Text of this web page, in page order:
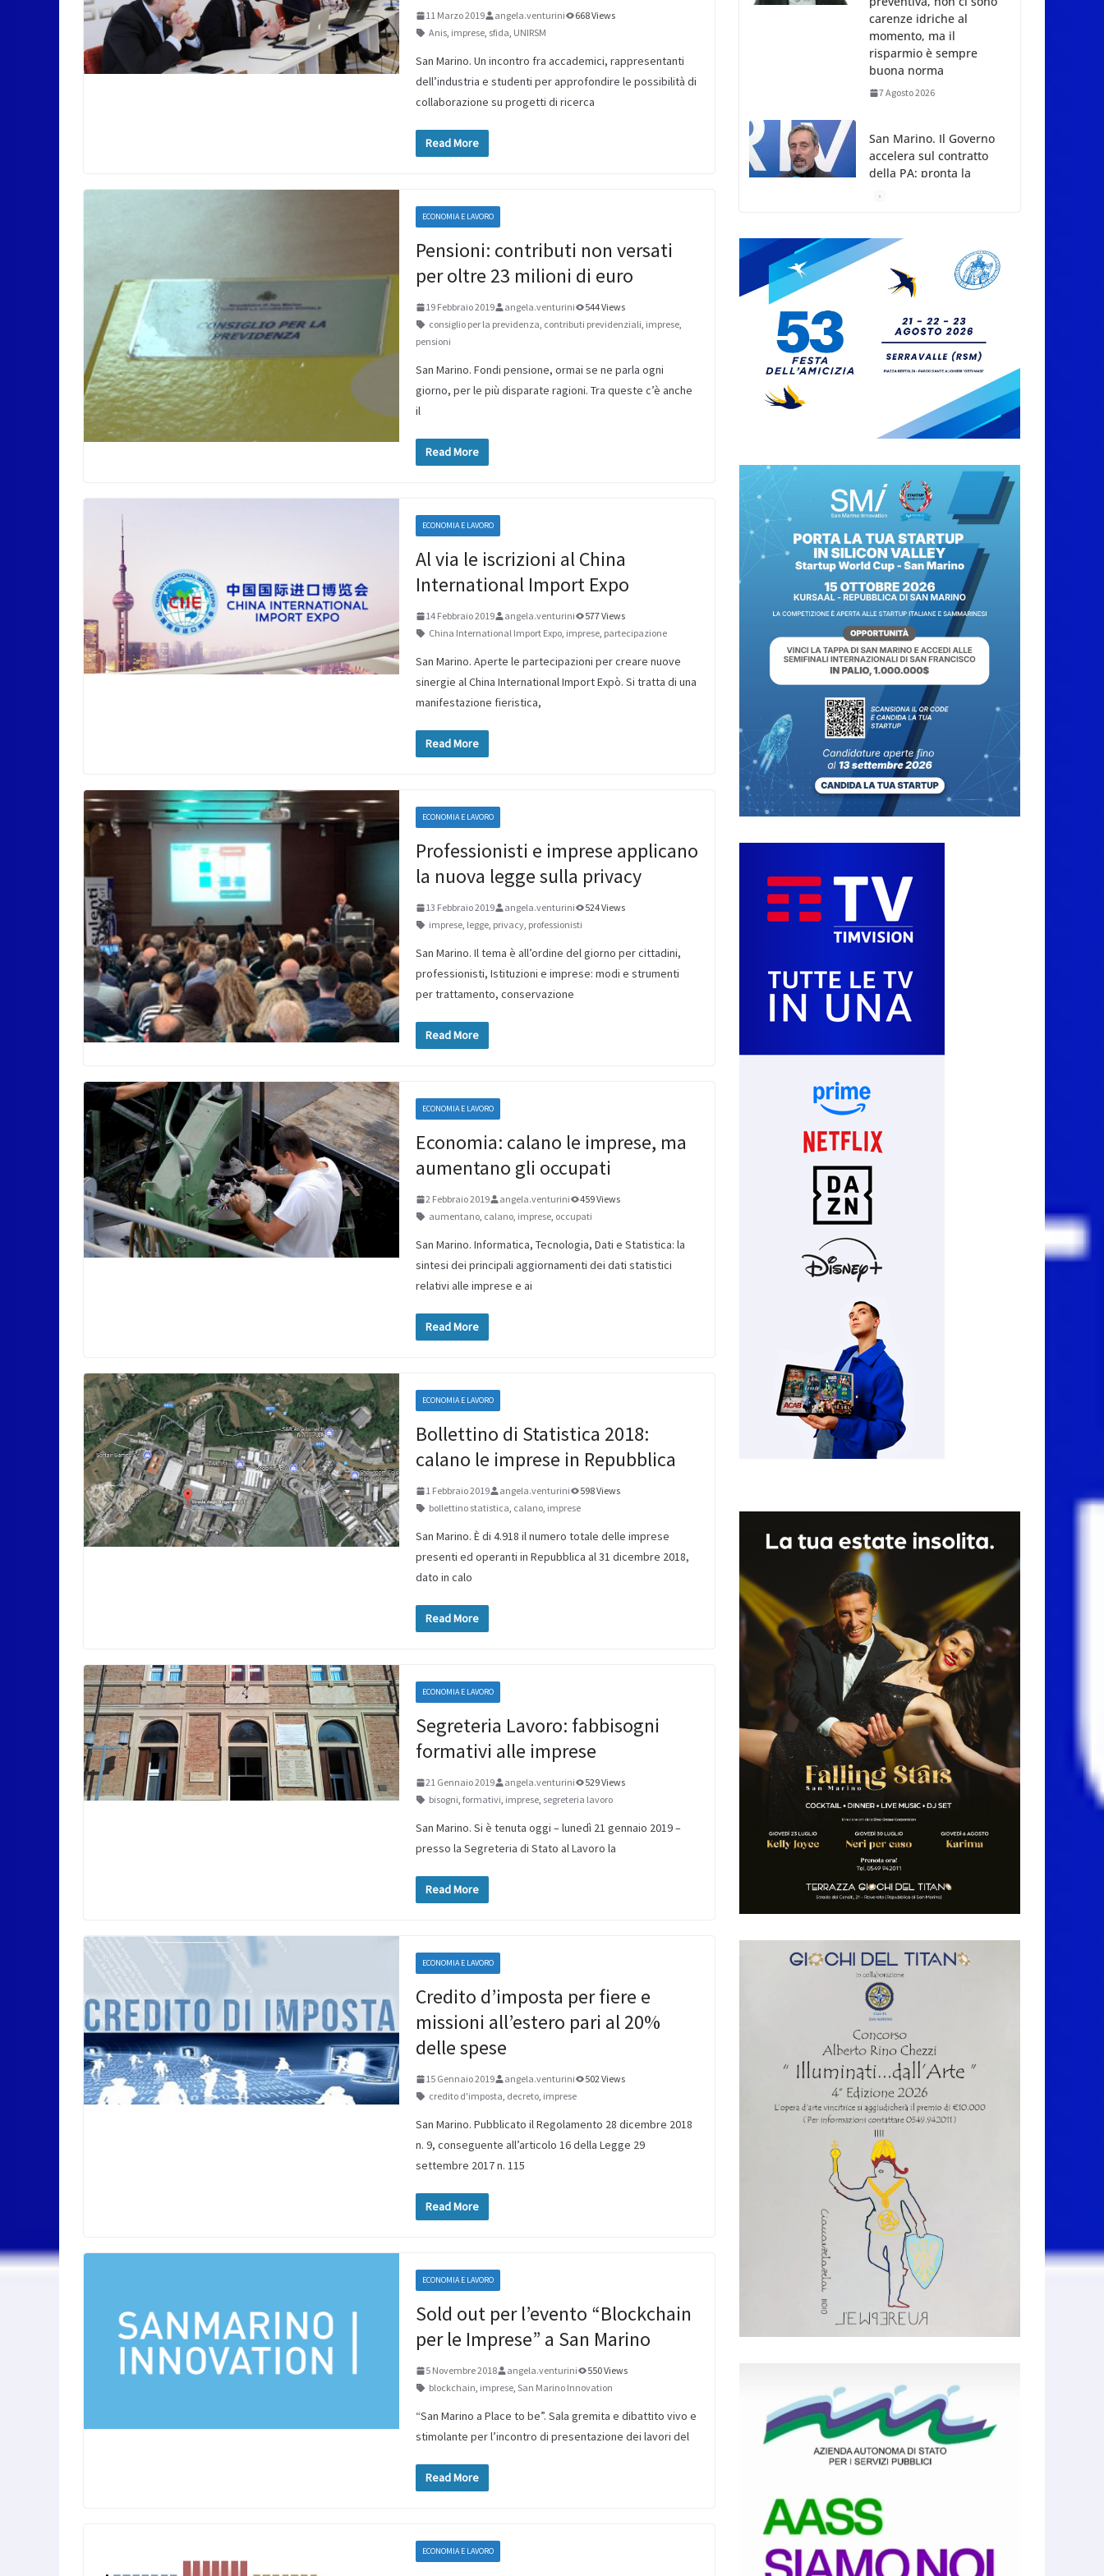
11 Marzo 2019 angela.venturini
668 Views
Anis, imprese, sfida, UNIRSM
San Marino. Un incontro fra accademici, rappresentanti
dell’industria e studenti per approfondire le possibilità di
collaborazione su progetti di ricerca
Read More
ECONOMIA E LAVORO
Pensioni: contributi non versati
per oltre 23 milioni di euro
19 Febbraio 2019 angela.venturini
544 Views
consiglio per la previdenza, contributi previdenziali, imprese,
pensioni
San Marino. Fondi pensione, ormai se ne parla ogni
giorno, per le più disparate ragioni. Tra queste c’è anche
il
Read More
ECONOMIA E LAVORO
Al via le iscrizioni al China
International Import Expo
14 Febbraio 2019 angela.venturini
577 Views
China International Import Expo, imprese, partecipazione
San Marino. Aperte le partecipazioni per creare nuove
sinergie al China International Import Expò. Si tratta di una
manifestazione fieristica,
Read More
ECONOMIA E LAVORO
Professionisti e imprese applicano
la nuova legge sulla privacy
13 Febbraio 2019 angela.venturini
524 Views
imprese, legge, privacy, professionisti
San Marino. Il tema è all’ordine del giorno per cittadini,
professionisti, Istituzioni e imprese: modi e strumenti
per trattamento, conservazione
Read More
ECONOMIA E LAVORO
Economia: calano le imprese, ma
aumentano gli occupati
2 Febbraio 2019 angela.venturini
459 Views
aumentano, calano, imprese, occupati
San Marino. Informatica, Tecnologia, Dati e Statistica: la
sintesi dei principali aggiornamenti dei dati statistici
relativi alle imprese e ai
Read More
ECONOMIA E LAVORO
Bollettino di Statistica 2018:
calano le imprese in Repubblica
1 Febbraio 2019 angela.venturini
598 Views
bollettino statistica, calano, imprese
San Marino. È di 4.918 il numero totale delle imprese
presenti ed operanti in Repubblica al 31 dicembre 2018,
dato in calo
Read More
ECONOMIA E LAVORO
Segreteria Lavoro: fabbisogni
formativi alle imprese
21 Gennaio 2019 angela.venturini
529 Views
bisogni, formativi, imprese, segreteria lavoro
San Marino. Si è tenuta oggi – lunedì 21 gennaio 2019 –
presso la Segreteria di Stato al Lavoro la
Read More
ECONOMIA E LAVORO
Credito d’imposta per fiere e
missioni all’estero pari al 20%
delle spese
15 Gennaio 2019 angela.venturini
502 Views
credito d'imposta, decreto, imprese
San Marino. Pubblicato il Regolamento 28 dicembre 2018
n. 9, conseguente all’articolo 16 della Legge 29
settembre 2017 n. 115
Read More
ECONOMIA E LAVORO
Sold out per l’evento “Blockchain
per le Imprese” a San Marino
5 Novembre 2018 angela.venturini
550 Views
blockchain, imprese, San Marino Innovation
“San Marino a Place to be”. Sala gremita e dibattito vivo e
stimolante per l’incontro di presentazione dei lavori del
Read More
ECONOMIA E LAVORO
7 Agosto 2026
San Marino. A
settant’anni dal rogo di
lezione della storia per
la tutela del lavoro
7 Agosto 2026
delegazione
sammarinese ricevuta
dai Capitani
Reggenti.Valentina
Frisoni i due
portabandiera
7 Agosto 2026
L’Associazione
Frontalieri Italia San
l’Ambasciatore
Colaceci per un
confronto su diritti e
discriminazioni a
scapito dei lavoratori
7 Agosto 2026
San Marino.
L’ordinanza sul
risparmio di acqua è
preventiva, non ci sono
carenze idriche al
momento, ma il
risparmio è sempre
buona norma
7 Agosto 2026